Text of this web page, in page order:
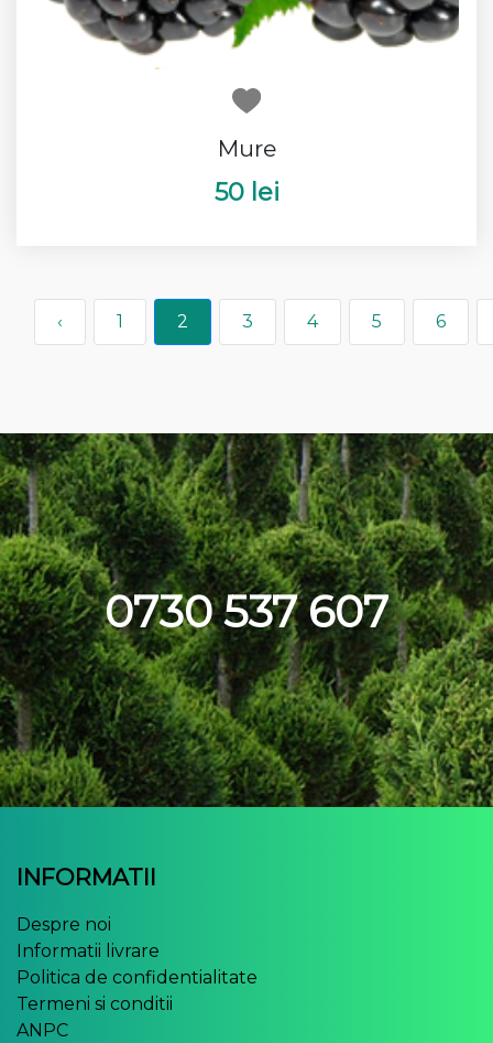
Mure
50 lei
‹ 1 2 3 4 5 6
0730 537 607
INFORMATII
Despre noi
Informatii livrare
Politica de confidentialitate
Termeni si conditii
ANPC